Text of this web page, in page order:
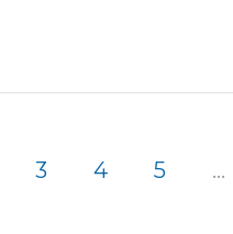
3 4 5 ...